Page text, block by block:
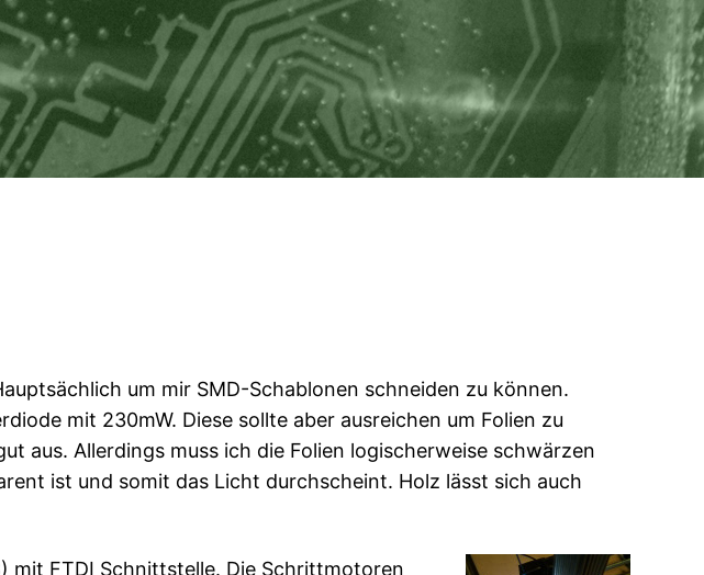
um mir SMD-Schablonen schneiden zu können.
mit 230mW. Diese sollte aber ausreichen um Folien zu
aus. Allerdings muss ich die Folien logischerweise schwärzen
ist und somit das Licht durchscheint. Holz lässt sich auch
mit FTDI Schnittstelle. Die Schrittmotoren